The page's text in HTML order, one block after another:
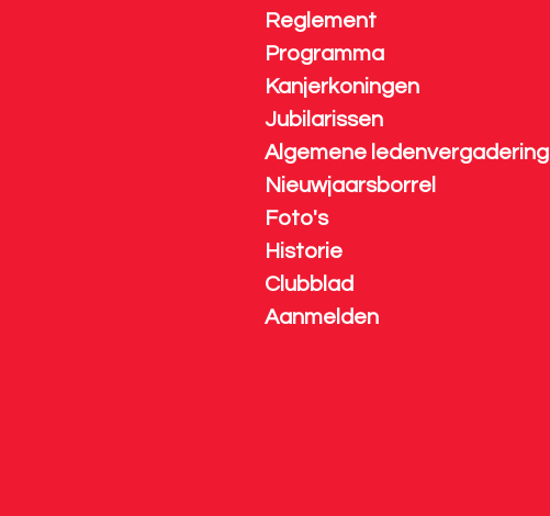
Reglement
Programma
Kanjerkoningen
Jubilarissen
Algemene ledenvergadering
Nieuwjaarsborrel
Foto's
Historie
Clubblad
Aanmelden